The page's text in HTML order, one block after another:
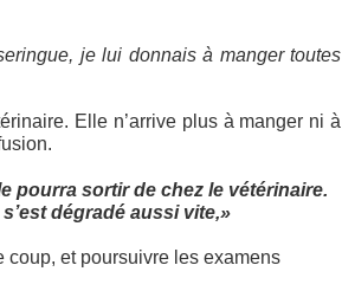
je lui donnais à manger toutes
Elle n’arrive plus à manger ni à
pourra sortir de chez le vétérinaire.
dégradé aussi vite,»
coup, et poursuivre les examens